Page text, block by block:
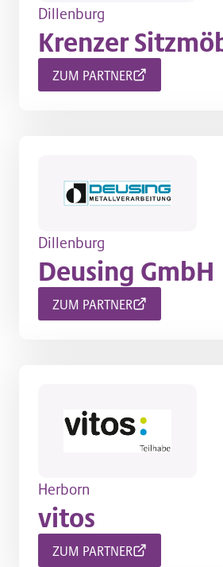
Dillenburg
Krenzer
ZUM PARTNER
Dillenburg
Deusing GmbH
ZUM PARTNER
Herborn
vitos
ZUM PARTNER